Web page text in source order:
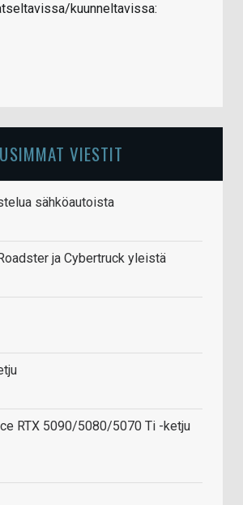
kuunneltavissa:
VIESTIT
sähköautoista
ja Cybertruck yleistä
RTX 5090/5080/5070 Ti -ketju